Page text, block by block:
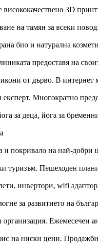
3D
на тамян за всеки
био и натурална
предоставя на
от дърво. В интернет
Многократно
за деца, йога за
покривало на най-добри
туризъм. Пешеходен
инвертори, wifi
за развитието на
Ежемесечен
на ниски цени.